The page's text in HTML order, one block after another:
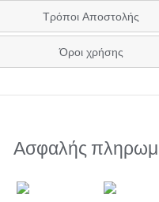
Τρόποι Αποστολής
Όροι χρήσης
Ασφαλής